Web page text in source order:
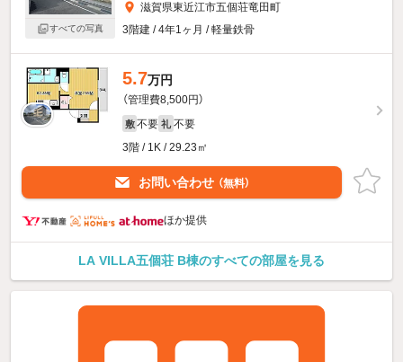
すべての写真
滋賀県東近江市五個荘竜田町
3階建 / 4年1ヶ月 / 軽量鉄骨
5.7万円
（管理費8,500円）
敷 不要 礼 不要
3階 / 1K / 29.23㎡
お問い合わせ （無料）
ほか提供
LA VILLA五個荘 B棟のすべての部屋を見る